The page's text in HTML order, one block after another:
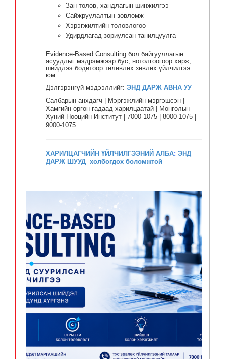
Зан төлөв, хандлагын шинжилгээ
Сайжруулалтын зөвлөмж
Хэрэгжилтийн төлөвлөгөө
Удирдлагад зориулсан танилцуулга
Evidence-Based Consulting бол байгууллагын
асуудлыг мэдрэмжээр бус, нотолгоогоор харж,
шийдлээ бодитоор төлөвлөх зөвлөх үйлчилгээ
юм.
Дэлгэрэнгүй мэдээллийг: ЭНД ДАРЖ АВНА УУ
Салбарын анхдагч | Мэргэжлийн мэргэшсэн |
Хамгийн өргөн гадаад харилцаатай | Монголын
Хүний Нөөцийн Институт | 7000-1075 | 8000-1075 |
9000-1075
ХАРИЛЦАГЧИЙН ҮЙЛЧИЛГЭЭНИЙ АЛБА: ЭНД
ДАРЖ ШУУД холбогдох боломжтой